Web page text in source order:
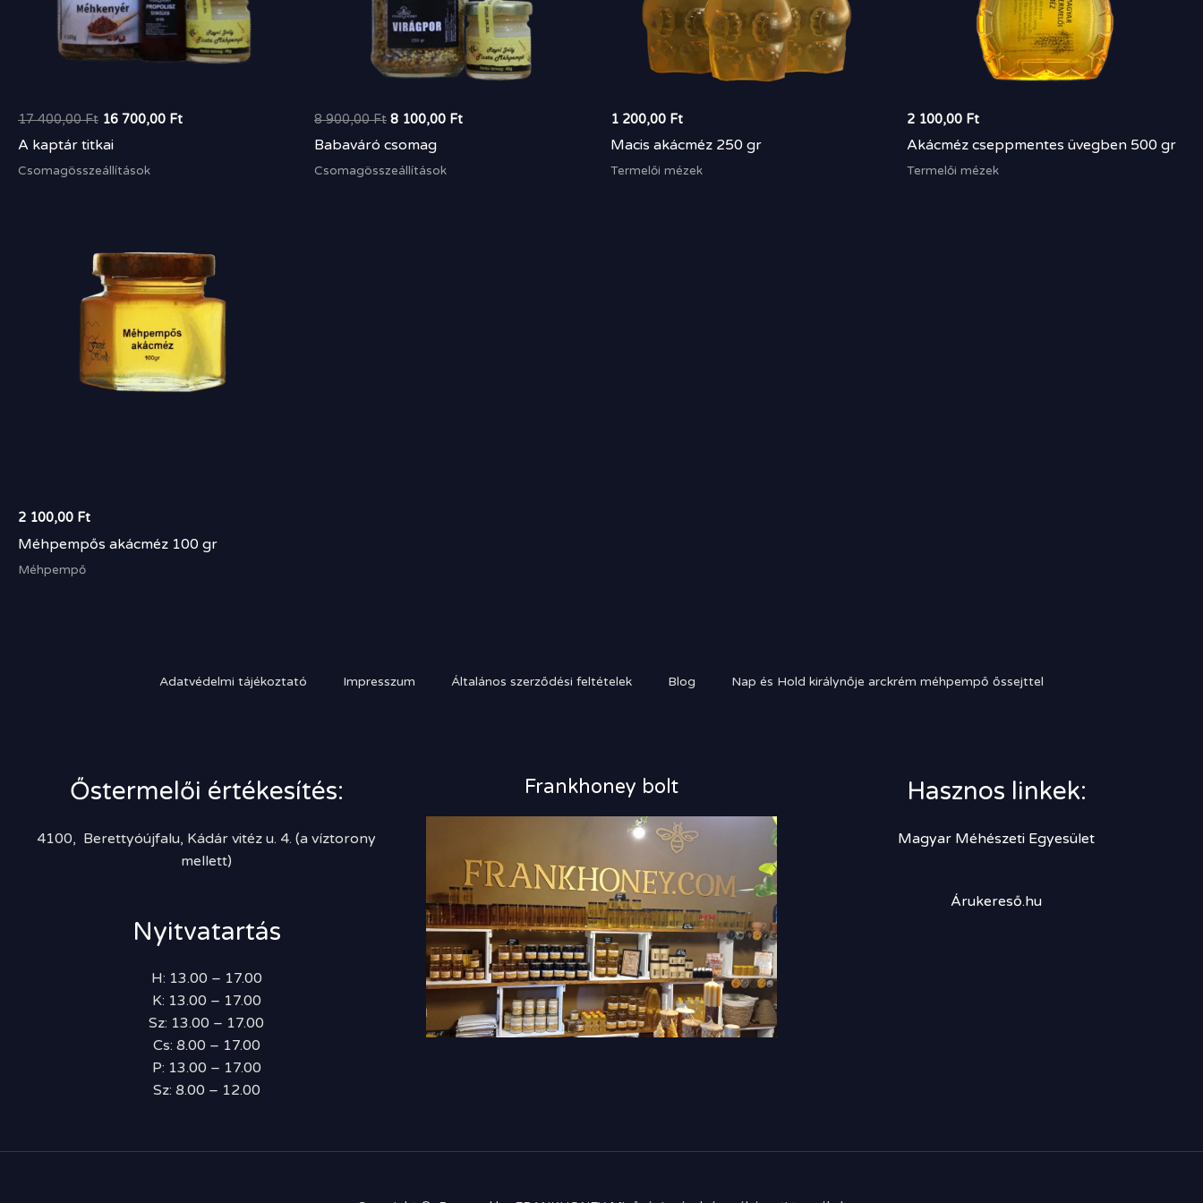
17 400,00Ft 16 700,00 Ft
A kaptár titkai
Csomagösszeállítások
8 900,00Ft 8 100,00 Ft
Babaváró csomag
Csomagösszeállítások
1 200,00 Ft
Macis akácméz 250 gr
Termelői mézek
2 100,00 Ft
Akácméz cseppmentes üvegben 500 gr
Termelői mézek
2 100,00 Ft
Méhpempős akácméz 100 gr
Méhpempő
Adatvédelmi tájékoztató Impresszum Általános szerződési feltételek Blog Nap és Hold királynője arckrém méhpempő őssejttel
Őstermelői értékesítés:
4100, Berettyóújfalu, Kádár vitéz u. 4. (a víztorony
mellett)
Nyitvatartás
H: 13.00 – 17.00
K: 13.00 – 17.00
Sz: 13.00 – 17.00
Cs: 8.00 – 17.00
P: 13.00 – 17.00
Sz: 8.00 – 12.00
Frankhoney bolt Hasznos linkek:
Magyar Méhészeti Egyesület
Árukereső.hu